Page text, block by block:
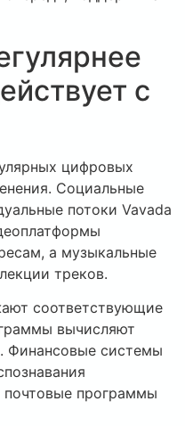
с
цифровых
Социальные
потоки Vavada
а музыкальные
треков.
соответствующие
вычисляют
Финансовые системы
почтовые программы